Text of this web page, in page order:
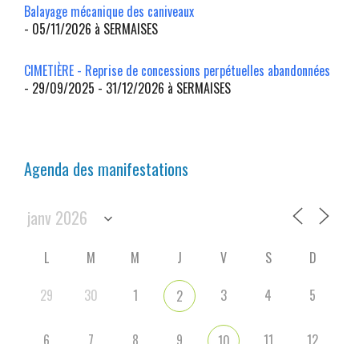
Balayage mécanique des caniveaux
- 05/11/2026 à SERMAISES
CIMETIÈRE - Reprise de concessions perpétuelles abandonnées
- 29/09/2025 - 31/12/2026 à SERMAISES
Agenda des manifestations
L M M J V S
D
29
30 1 2 3 4 5
6 7 8 9 11 12